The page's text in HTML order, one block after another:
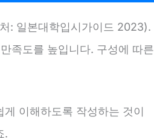
: 일본대학입시가이드 2023).
족도를 높입니다. 구성에 따른
이해하도록 작성하는 것이
.